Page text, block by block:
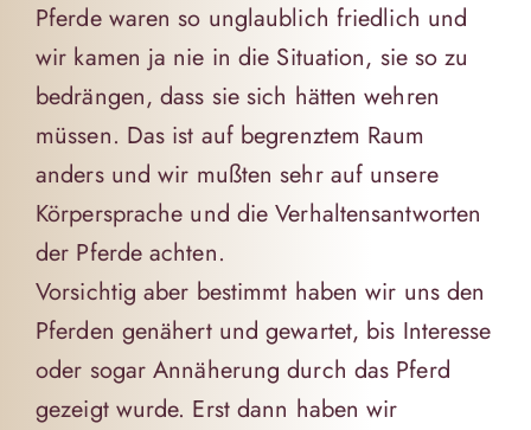
Pferde waren so unglaublich friedlich und
wir kamen ja nie in die Situation, sie so zu
bedrängen, dass sie sich hätten wehren
müssen. Das ist auf begrenztem Raum
anders und wir mußten sehr auf unsere
Körpersprache und die Verhaltensantworten
der Pferde achten.
Vorsichtig aber bestimmt haben wir uns den
Pferden genähert und gewartet, bis Interesse
oder sogar Annäherung durch das Pferd
gezeigt wurde. Erst dann haben wir